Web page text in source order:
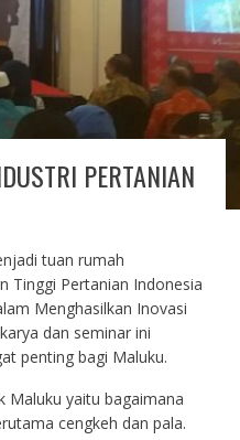
PERTANIAN
tuan rumah
Tinggi Pertanian Indonesia
Menghasilkan Inovasi
dan seminar ini
penting bagi Maluku.
Maluku yaitu bagaimana
cengkeh dan pala.